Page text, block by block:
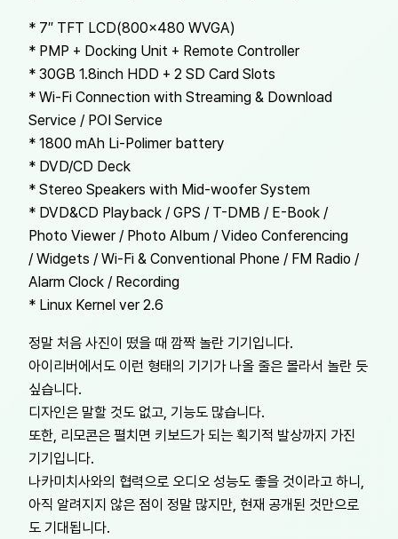
* 7″ TFT LCD(800×480 WVGA)
* PMP + Docking Unit + Remote Controller
* 30GB 1.8inch HDD + 2 SD Card Slots
* Wi-Fi Connection with Streaming & Download
Service / POI Service
* 1800 mAh Li-Polimer battery
* DVD/CD Deck
* Stereo Speakers with Mid-woofer System
* DVD&CD Playback / GPS / T-DMB / E-Book /
Photo Viewer / Photo Album / Video Conferencing
/ Widgets / Wi-Fi & Conventional Phone / FM Radio /
Alarm Clock / Recording
* Linux Kernel ver 2.6
정말 처음 사진이 떴을 때 깜짝 놀란 기기입니다.
아이리버에서도 이런 형태의 기기가 나올 줄은 몰라서 놀란 듯
싶습니다.
디자인은 말할 것도 없고, 기능도 많습니다.
또한, 리모콘은 펼치면 키보드가 되는 획기적 발상까지 가진
기기입니다.
나카미치사와의 협력으로 오디오 성능도 좋을 것이라고 하니,
아직 알려지지 않은 점이 정말 많지만, 현재 공개된 것만으로
도 기대됩니다.